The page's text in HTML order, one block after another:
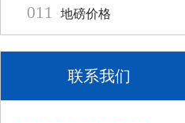
011 地磅价格
联系我们